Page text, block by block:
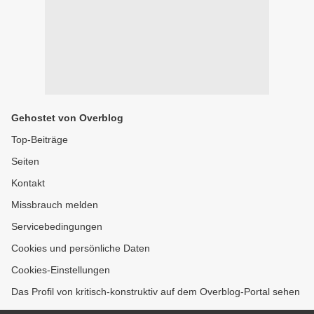
Gehostet von Overblog
Top-Beiträge
Seiten
Kontakt
Missbrauch melden
Servicebedingungen
Cookies und persönliche Daten
Cookies-Einstellungen
Das Profil von kritisch-konstruktiv auf dem Overblog-Portal sehen